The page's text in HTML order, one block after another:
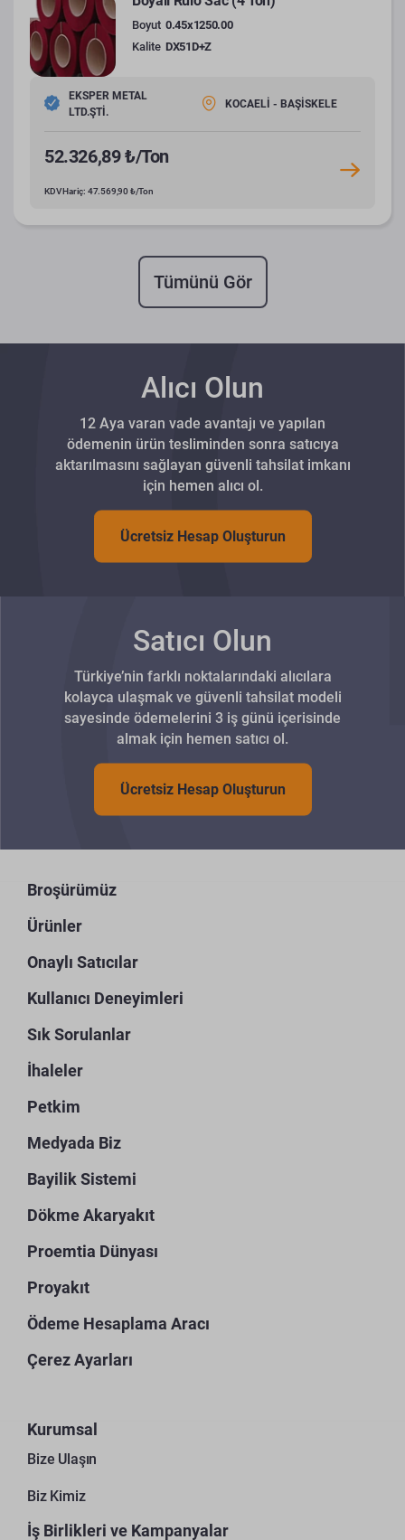
Boyut 0.45x1250.00
Kalite DX51D+Z
EKSPER METAL
LTD.ŞTİ.
KOCAELİ - BAŞİSKELE
52.326,89 ₺/Ton
KDV Hariç: 47.569,90 ₺/Ton
Tümünü Gör
Alıcı Olun
12 Aya varan vade avantajı ve yapılan
ödemenin ürün tesliminden sonra satıcıya
aktarılmasını sağlayan güvenli tahsilat imkanı
için hemen alıcı ol.
Ücretsiz Hesap Oluşturun
Satıcı Olun
Türkiye’nin farklı noktalarındaki alıcılara
kolayca ulaşmak ve güvenli tahsilat modeli
sayesinde ödemelerini 3 iş günü içerisinde
almak için hemen satıcı ol.
Ücretsiz Hesap Oluşturun
Broşürümüz
Ürünler
Onaylı Satıcılar
Kullanıcı Deneyimleri
Sık Sorulanlar
İhaleler
Petkim
Medyada Biz
Bayilik Sistemi
Dökme Akaryakıt
Proemtia Dünyası
Proyakıt
Ödeme Hesaplama Aracı
Çerez Ayarları
Kurumsal
Bize Ulaşın
Biz Kimiz
İş Birlikleri ve Kampanyalar